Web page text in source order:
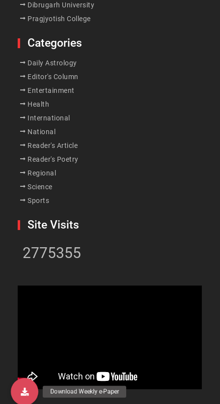
Dibrugarh University
Pragjyotish College
Categories
Daily Astrology
Editor's Column
Entertainment
Health
International
National
Reader's Article
Reader's Poetry
Regional
Science
Sports
Site Visits
2775355